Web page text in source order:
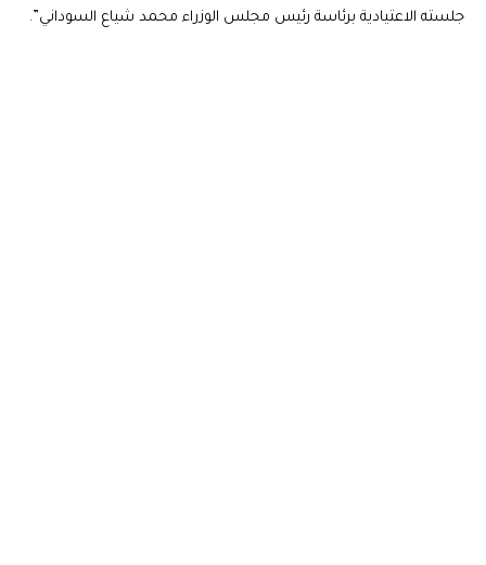
جلسته الاعتيادية برئاسة رئيس مجلس الوزراء محمد شياع السوداني”.